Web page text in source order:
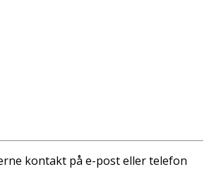
kontakt på e-post eller telefon